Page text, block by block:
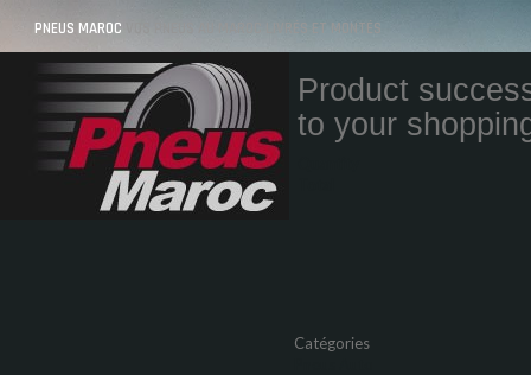
PNEUS MAROC VOS PNEUS AU MAROC LIVRÉS ET MONTÉS
Product
to your
Catégories